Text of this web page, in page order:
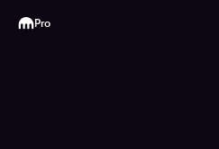
Kraken
Pro